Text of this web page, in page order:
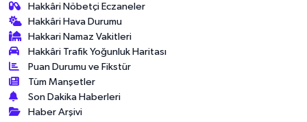
Hakkâri Nöbetçi Eczaneler
Hakkâri Hava Durumu
Hakkari Namaz Vakitleri
Hakkâri Trafik Yoğunluk Haritası
Puan Durumu ve Fikstür
Tüm Manşetler
Son Dakika Haberleri
Haber Arşivi